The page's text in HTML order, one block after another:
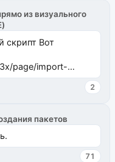
из визуального
скрипт Вот
page/import-
2
пакетов
71